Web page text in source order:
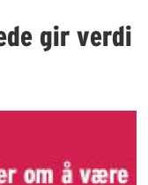
gir verdi